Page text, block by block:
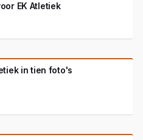
EK Atletiek
in tien foto's